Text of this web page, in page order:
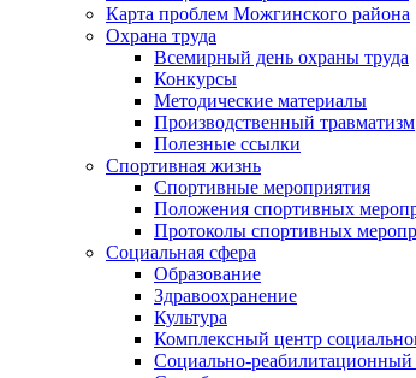
Карта проблем Можгинского района
Охрана труда
Всемирный день охраны труда
Конкурсы
Методические материалы
Производственный травматизм
Полезные ссылки
Спортивная жизнь
Спортивные мероприятия
Положения спортивных
Протоколы спортивных
Социальная сфера
Образование
Здравоохранение
Культура
Комплексный центр
Социально-